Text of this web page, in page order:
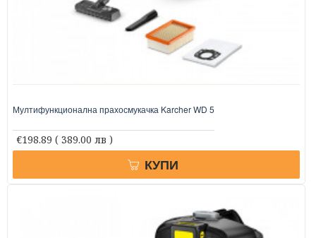
Мултифункционална прахосмукачка Karcher WD 5
€198.89 ( 389.00 лв )
КУПИ